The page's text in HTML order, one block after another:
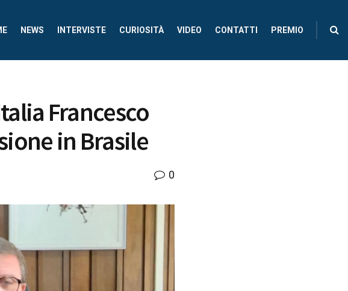
NEWS INTERVISTE CURIOSITÀ VIDEO CONTATTI PREMIO
Francesco
in Brasile
0